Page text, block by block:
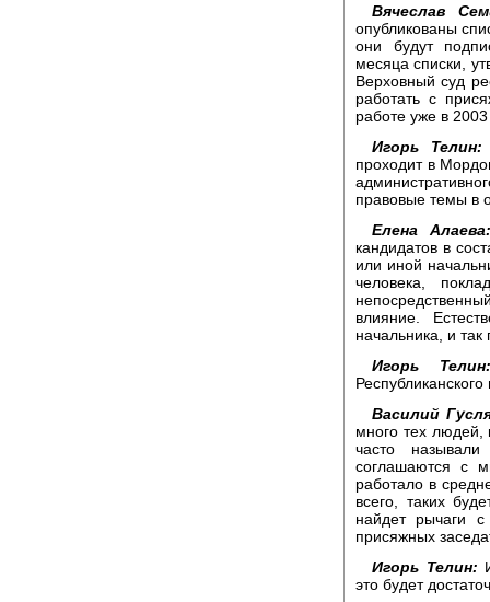
Вячеслав
опубликованы
они будут
месяца списки,
Верховный суд
работать с
работе уже в 2003
Игорь Телин:
проходит в
правовые темы в
Елена
кандидатов в
или иной
человека,
влияние.
начальника, и так
Игорь
Василий
много тех
часто
соглашаются с
работало в
всего, таких
найдет рычаги
присяжных
Игорь Телин:
это будет